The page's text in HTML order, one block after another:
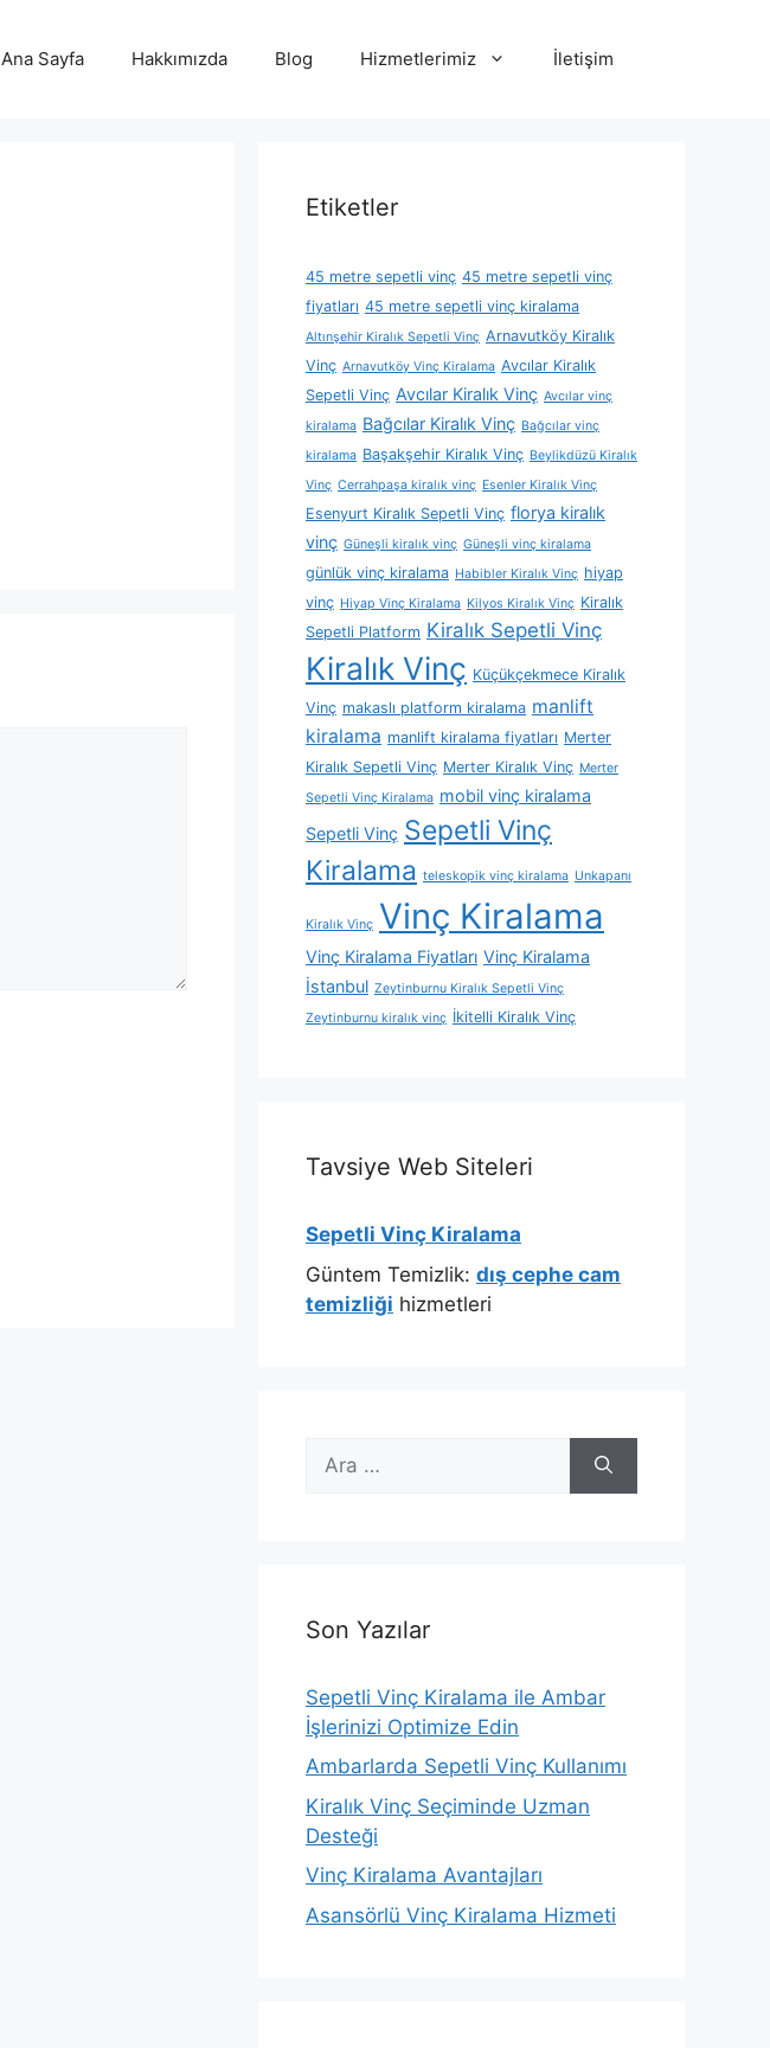
Ana Sayfa Hakkımızda Blog Hizmetlerimiz İletişim
Etiketler
45 metre sepetli vinç 45 metre sepetli vinç
fiyatları 45 metre sepetli vinç kiralama
Altınşehir Kiralık Sepetli Vinç Arnavutköy Kiralık
Vinç Arnavutköy Vinç Kiralama Avcılar Kiralık
Sepetli Vinç Avcılar Kiralık Vinç Avcılar vinç
kiralama Bağcılar Kiralık Vinç Bağcılar vinç
kiralama Başakşehir Kiralık Vinç Beylikdüzü Kiralık
Vinç Cerrahpaşa kiralık vinç Esenler Kiralık Vinç
Esenyurt Kiralık Sepetli Vinç florya kiralık
vinç Güneşli kiralık vinç Güneşli vinç kiralama
günlük vinç kiralama Habibler Kiralık Vinç hiyap
vinç Hiyap Vinç Kiralama Kilyos Kiralık Vinç Kiralık
Sepetli Platform Kiralık Sepetli Vinç
Kiralık Vinç Küçükçekmece Kiralık
Vinç makaslı platform kiralama manlift
kiralama manlift kiralama fiyatları Merter
Kiralık Sepetli Vinç Merter Kiralık Vinç Merter
Sepetli Vinç Kiralama mobil vinç kiralama
Sepetli Vinç Sepetli Vinç
Kiralama teleskopik vinç kiralama Unkapanı
Kiralık Vinç Vinç Kiralama
Vinç Kiralama Fiyatları Vinç Kiralama
İstanbul Zeytinburnu Kiralık Sepetli Vinç
Zeytinburnu kiralık vinç İkitelli Kiralık Vinç
Tavsiye Web Siteleri
Sepetli Vinç Kiralama
Güntem Temizlik: dış cephe cam
temizliği hizmetleri
ara
Son Yazılar
Sepetli Vinç Kiralama ile Ambar
İşlerinizi Optimize Edin
Ambarlarda Sepetli Vinç Kullanımı
Kiralık Vinç Seçiminde Uzman
Desteği
Vinç Kiralama Avantajları
Asansörlü Vinç Kiralama Hizmeti